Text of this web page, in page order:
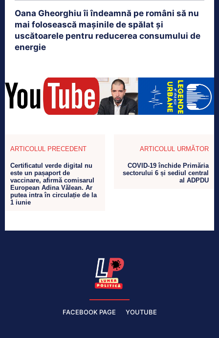
Oana Gheorghiu îi îndeamnă pe români să nu
mai folosească mașinile de spălat și
uscătoarele pentru reducerea consumului de
energie
ARTICOLUL PRECEDENT
Certificatul verde digital nu
este un pașaport de
vaccinare, afirmă comisarul
European Adina Vălean. Ar
putea intra în circulație de la
1 iunie
ARTICOLUL URMĂTOR
COVID-19 închide Primăria
sectorului 6 și sediul central
al ADPDU
FACEBOOK PAGE YOUTUBE